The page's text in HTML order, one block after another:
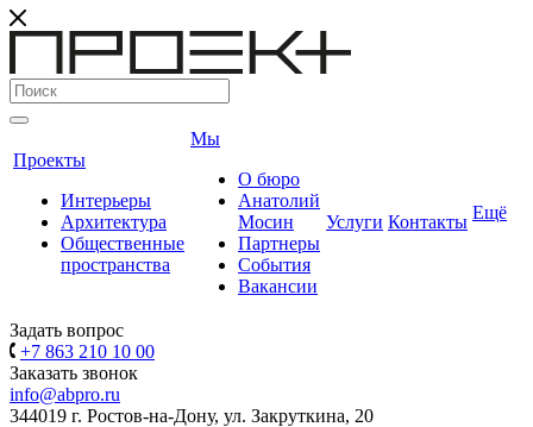
Проекты
Интерьеры
Архитектура
Общественные
пространства
Мы
О бюро
Анатолий
Мосин
Партнеры
События
Вакансии
Услуги Контакты Ещё
Задать вопрос
+7 863 210 10 00
Заказать звонок
info@abpro.ru
344019 г. Ростов-на-Дону, ул. Закруткина, 20